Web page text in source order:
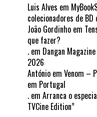
Luis Alves em
colecionadores de BD
João Gordinho em
que fazer?
. em Dangan
2026
António em Venom –
em Portugal
. em Arranca o
TVCine Edition”